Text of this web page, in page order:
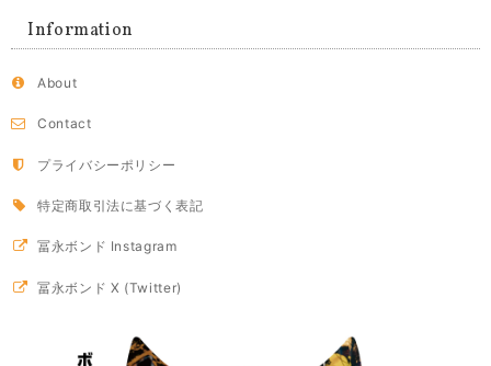
Information
About
Contact
プライバシーポリシー
特定商取引法に基づく表記
冨永ボンド Instagram
冨永ボンド X (Twitter)